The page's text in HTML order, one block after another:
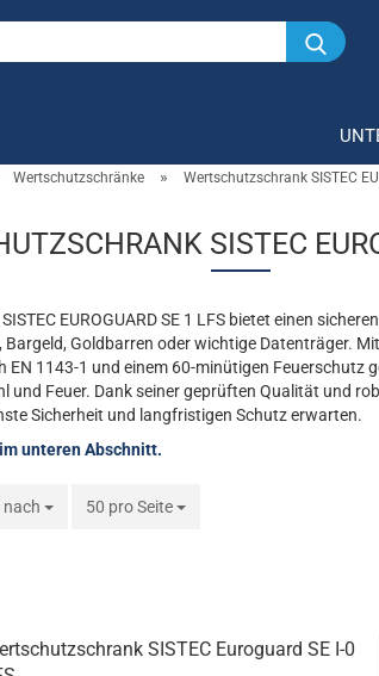
Wertschutzschränke » Wertschutzschrank SISTEC
SISTEC
EUROGUARD SE 1 LFS bietet einen
Bargeld, Goldbarren oder wichtige Datenträger.
EN 1143-1 und einem 60-minütigen Feuerschutz
und Feuer. Dank seiner geprüften Qualität und
Sicherheit und langfristigen Schutz erwarten.
unteren Abschnitt.
nach
nach 50 pro Seite
pro Seite
SIS­TEC Eu­ro­guard SE I-0